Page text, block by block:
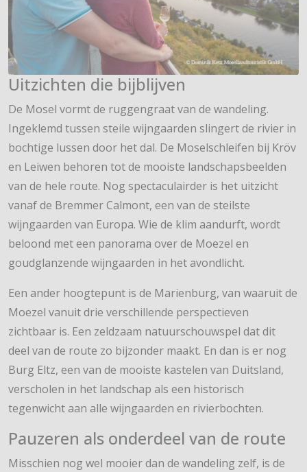
Uitzichten die bijblijven
De Mosel vormt de ruggengraat van de wandeling.
Ingeklemd tussen steile wijngaarden slingert de rivier in
bochtige lussen door het dal. De Moselschleifen bij Kröv
en Leiwen behoren tot de mooiste landschapsbeelden
van de hele route. Nog spectaculairder is het uitzicht
vanaf de Bremmer Calmont, een van de steilste
wijngaarden van Europa. Wie de klim aandurft, wordt
beloond met een panorama over de Moezel en
goudglanzende wijngaarden in het avondlicht.
Een ander hoogtepunt is de Marienburg, van waaruit de
Moezel vanuit drie verschillende perspectieven
zichtbaar is. Een zeldzaam natuurschouwspel dat dit
deel van de route zo bijzonder maakt. En dan is er nog
Burg Eltz, een van de mooiste kastelen van Duitsland,
verscholen in het landschap als een historisch
tegenwicht aan alle wijngaarden en rivierbochten.
Pauzeren als onderdeel van de route
Misschien nog wel mooier dan de wandeling zelf, is de